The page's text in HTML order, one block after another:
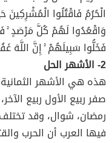
الْحُرُمُ فَاقْتُلُوا
وَاقْعُدُوا لَهُمْ كُلَّ مَرْصَدٍ
فَخَلُّوا سَبِيلَهُمْ ۚ إِنَّ اللَّهَ
2- الأشهر الحل
هذه هي الأشهر
صفر ربيع الأول ربيع
رمضان، شوال، وقد
فيها العرب أن الحرب